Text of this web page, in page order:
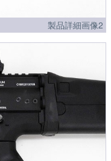
製品詳細画像2